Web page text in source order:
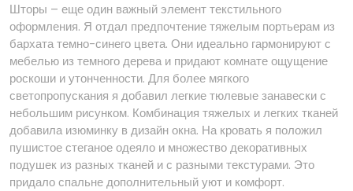
Шторы – еще один важный элемент текстильного
оформления. Я отдал предпочтение тяжелым портьерам из
бархата темно-синего цвета. Они идеально гармонируют с
мебелью из темного дерева и придают комнате ощущение
роскоши и утонченности. Для более мягкого
светопропускания я добавил легкие тюлевые занавески с
небольшим рисунком. Комбинация тяжелых и легких тканей
добавила изюминку в дизайн окна. На кровать я положил
пушистое стеганое одеяло и множество декоративных
подушек из разных тканей и с разными текстурами. Это
придало спальне дополнительный уют и комфорт.